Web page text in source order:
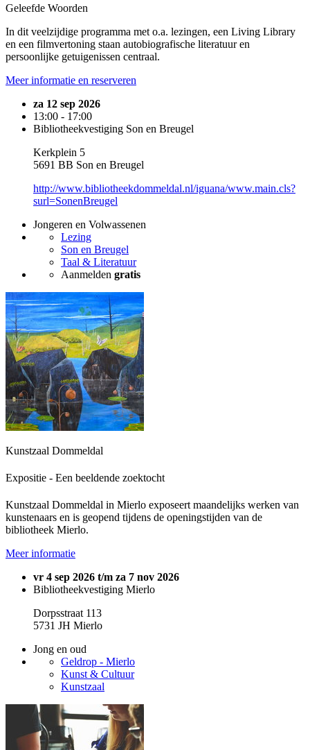
Geleefde Woorden
In dit veelzijdige programma met o.a. lezingen, een Living Library
en een filmvertoning staan autobiografische literatuur en
persoonlijke getuigenissen centraal.
Meer informatie en reserveren
za 12 sep 2026
13:00 - 17:00
Bibliotheekvestiging Son en Breugel
Kerkplein 5
5691 BB Son en Breugel
http://www.bibliotheekdommeldal.nl/iguana/www.main.cls?
surl=SonenBreugel
Jongeren en Volwassenen
Lezing
Son en Breugel
Taal & Literatuur
Aanmelden gratis
Kunstzaal Dommeldal
Expositie - Een beeldende zoektocht
Kunstzaal Dommeldal in Mierlo exposeert maandelijks werken van
kunstenaars en is geopend tijdens de openingstijden van de
bibliotheek Mierlo.
Meer informatie
vr 4 sep 2026 t/m za 7 nov 2026
Bibliotheekvestiging Mierlo
Dorpsstraat 113
5731 JH Mierlo
Jong en oud
Geldrop - Mierlo
Kunst & Cultuur
Kunstzaal